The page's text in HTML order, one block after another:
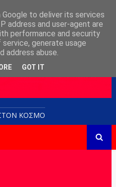
KOΣΜΟ
to deliver its services
address and user-agent are
performance and security
generate usage
address abuse.
GOT IT